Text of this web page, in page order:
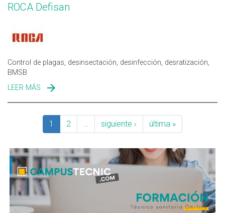
ROCA Defisan
Control de plagas, desinsectación, desinfección, desratización,
BMSB
LEER MÁS SOBRE ROCA DEFISAN
1 2 … siguiente › última »